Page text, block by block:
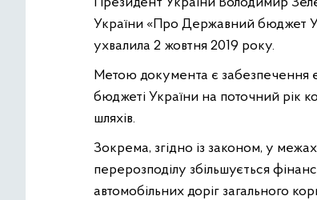
України «Про Державний бюджет
ухвалила 2 жовтня 2019 року.
Метою документа є забезпечення
бюджеті України на поточний рік
шляхів.
Зокрема, згідно із законом, у
перерозподілу збільшується
автомобільних доріг загального